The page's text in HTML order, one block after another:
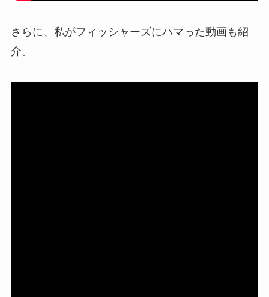
さらに、私がフィッシャーズにハマった動画も紹
介。